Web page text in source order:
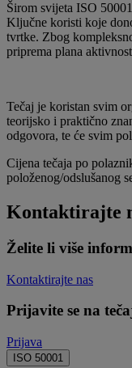
Širom svijeta ISO
Ključne koristi koje
tvrtke. Zbog
priprema plana
Tečaj je koristan svim
teorijsko i praktično
odgovora, te će svim
Cijena tečaja po
položenog/odslušanog
Kontaktirajte
Želite li više
Kontaktirajte nas
Prijavite se na
Prijava
ISO 50001